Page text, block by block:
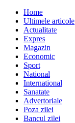
Home
Ultimele articole
Actualitate
Expres
Magazin
Economic
Sport
National
International
Sanatate
Advertoriale
Poza zilei
Bancul zilei